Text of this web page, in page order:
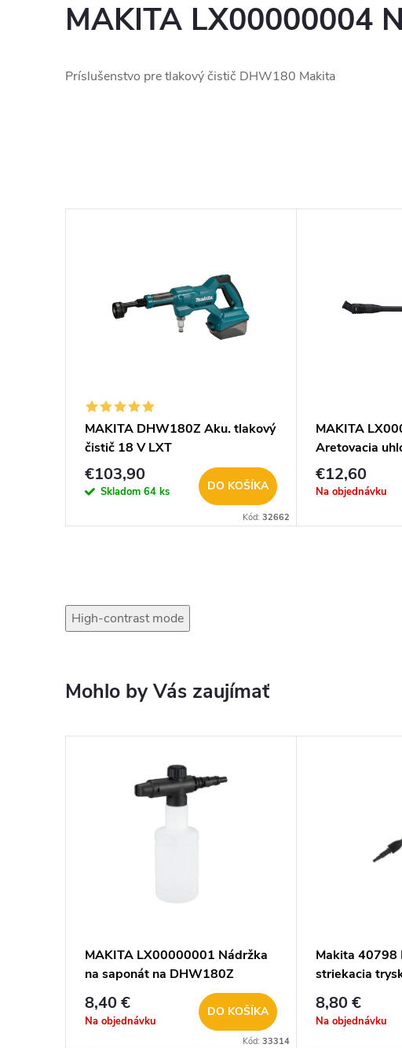
MAKITA LX00000004
Príslušenstvo pre tlakový čistič DHW180 Makita
MAKITA DHW180Z Aku. tlakový
čistič 18 V LXT
€103,90
Skladom 64 ks DO KOŠÍKA
Kód: 32662
MAKITA
Aretovacia
DHW180Z
€12,60
Na objednávku
High-contrast mode
Mohlo by Vás zaujímať
MAKITA LX00000001 Nádržka
na saponát na DHW180Z
8,40 €
Na objednávku
DO KOŠÍKA
Kód:33314
Makita 40798
striekacia
8,80 €
Na objednávku